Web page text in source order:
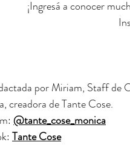
¡Ingresá a conocer
por Miriam, Staff de
creadora de Tante Cose.
@tante_cose_monica
Tante Cose